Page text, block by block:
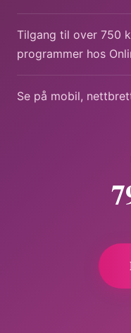
Tilgang til over 750
programmer hos
Se på mobil,